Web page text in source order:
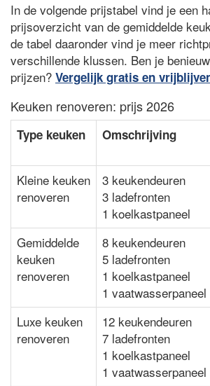
In de volgende prijstabel vind je een
prijsoverzicht van de gemiddelde
de tabel daaronder vind je meer
verschillende klussen. Ben je
prijzen? Vergelijk gratis en
Keuken renoveren: prijs 2026
Type keuken Omschrijving
Kleine keuken
renoveren
3 keukendeuren
3 ladefronten
1 koelkastpaneel
Gemiddelde
keuken
renoveren
8 keukendeuren
5 ladefronten
1 koelkastpaneel
1 vaatwasserpaneel
Luxe keuken
renoveren
12 keukendeuren
7 ladefronten
1 koelkastpaneel
1 vaatwasserpaneel